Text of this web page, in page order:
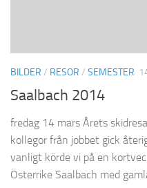
BILDER / RESOR / SEMESTER
Saalbach 2014
fredag 14 mars Årets
kollegor från jobbet gick
vanligt körde vi på en
Österrike Saalbach med